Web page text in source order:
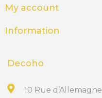
My account
Information
Decoho
10 Rue d’Allemagne